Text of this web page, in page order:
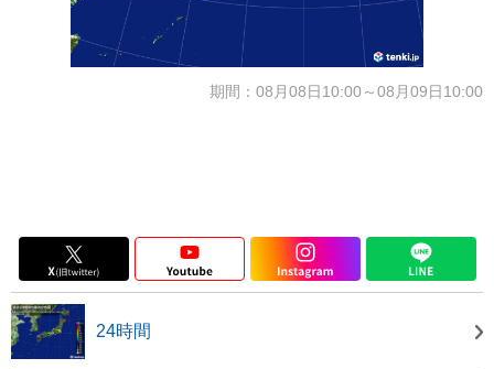
期間：08月08日10:00～08月09日10:00
24時間